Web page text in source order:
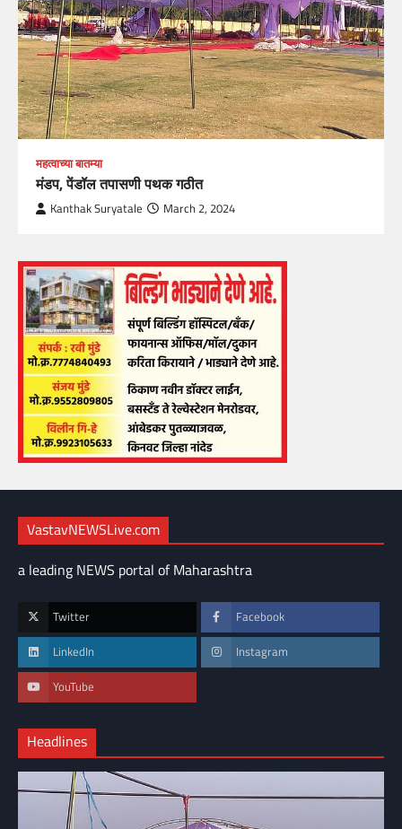
महत्वाच्या बातम्या
मंडप, पेंडॉल तपासणी पथक गठीत
Kanthak Suryatale March 2, 2024
VastavNEWSLive.com
a leading NEWS portal of Maharashtra
Twitter Facebook
LinkedIn Instagram
YouTube
Headlines